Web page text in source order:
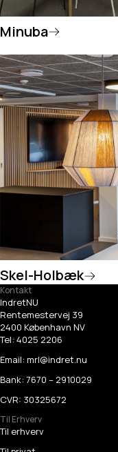
Minuba
Skel-Holbæk
Kontakt
IndretNU
Rentemestervej 39
2400 København NV
Tel: 4025 2206
Email: mrl@indret.nu
Bank: 7670 – 2910029
CVR: 30325672
Til Erhverv
Til erhverv